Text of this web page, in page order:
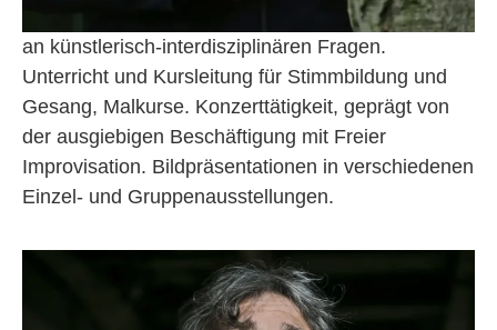
Sängerin, Malerin, Musiktherapeutin mit Interesse
an künstlerisch-interdisziplinären Fragen.
Unterricht und Kursleitung für Stimmbildung und
Gesang, Malkurse. Konzerttätigkeit, geprägt von
der ausgiebigen Beschäftigung mit Freier
Improvisation. Bildpräsentationen in verschiedenen
Einzel- und Gruppenausstellungen.